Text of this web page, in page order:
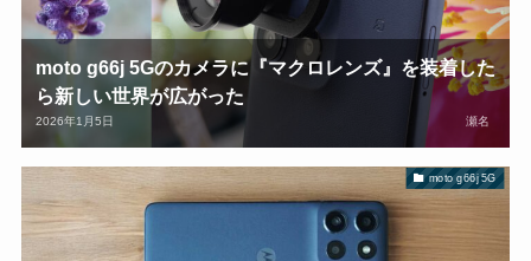
moto g66j 5Gのカメラに『マクロレンズ』を装着した
ら新しい世界が広がった
2026年1月5日 瀬名
moto g66j 5G